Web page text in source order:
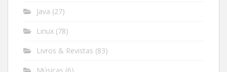
Java (27)
Linux (78)
Livros & Revistas (83)